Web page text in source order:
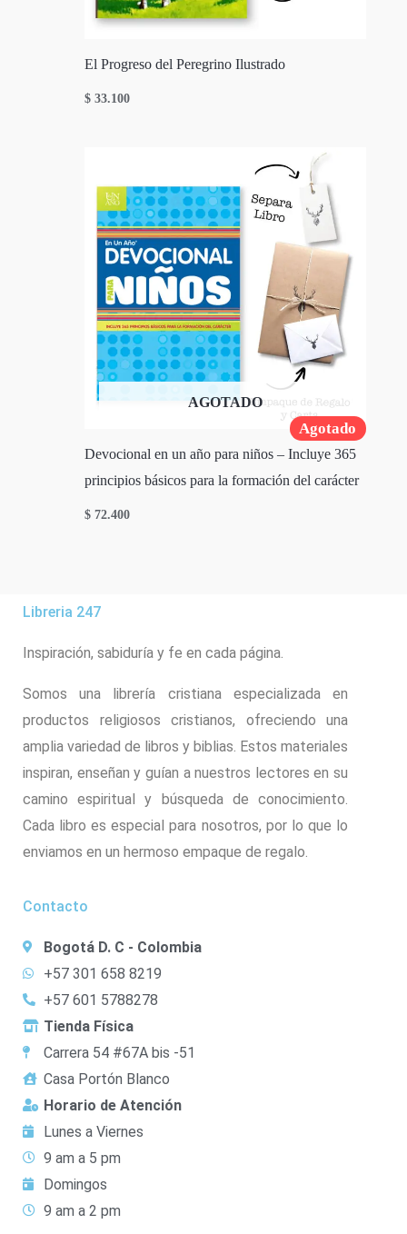
El Progreso del Peregrino Ilustrado
$ 33.100
Agotado
AGOTADO
Devocional en un año para niños – Incluye 365
principios básicos para la formación del carácter
$ 72.400
Libreria 247
Inspiración, sabiduría y fe en cada página.
Somos una librería cristiana especializada en
productos religiosos cristianos, ofreciendo una
amplia variedad de libros y biblias. Estos materiales
inspiran, enseñan y guían a nuestros lectores en su
camino espiritual y búsqueda de conocimiento.
Cada libro es especial para nosotros, por lo que lo
enviamos en un hermoso empaque de regalo.
Contacto
Bogotá D. C - Colombia
+57 301 658 8219
+57 601 5788278
Tienda Física
Carrera 54 #67A bis -51
Casa Portón Blanco
Horario de Atención
Lunes a Viernes
9 am a 5 pm
Domingos
9 am a 2 pm